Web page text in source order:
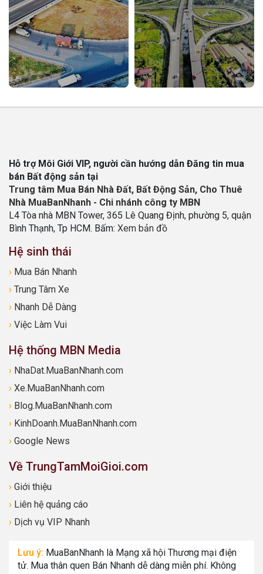
Hỗ trợ Môi Giới VIP, người cần hướng dẫn Đăng tin mua
bán Bất động sản tại
Trung tâm Mua Bán Nhà Đất, Bất Động Sản, Cho Thuê
Nhà MuaBanNhanh - Chi nhánh công ty MBN
L4 Tòa nhà MBN Tower, 365 Lê Quang Định, phường 5, quận
Bình Thạnh, Tp HCM. Bấm: Xem bản đồ
Hệ sinh thái
› Mua Bán Nhanh
› Trung Tâm Xe
› Nhanh Dễ Dàng
› Việc Làm Vui
Hệ thống MBN Media
› NhaDat.MuaBanNhanh.com
› Xe.MuaBanNhanh.com
› Blog.MuaBanNhanh.com
› KinhDoanh.MuaBanNhanh.com
› Google News
Về TrungTamMoiGioi.com
› Giới thiệu
› Liên hệ quảng cáo
› Dịch vụ VIP Nhanh
Lưu ý: MuaBanNhanh là Mạng xã hội Thương mại điện
tử. Mua thân quen Bán Nhanh dễ dàng miễn phí. Không